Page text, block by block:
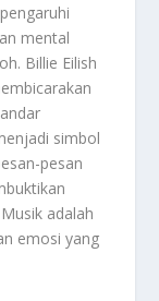
mental
Billie Eilish
simbol
pesan
adalah
emosi yang